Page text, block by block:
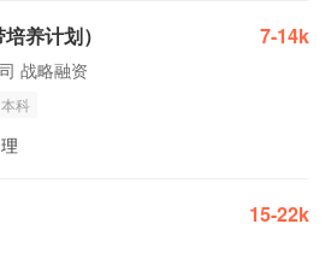
养计划） 7-14k
战略融资
本科
15-22k